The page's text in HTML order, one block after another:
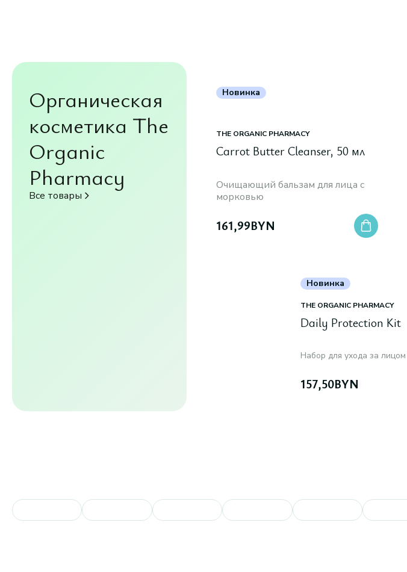
Органическая
косметика The
Organic
Pharmacy
Все товары
Новинка
THE ORGANIC PHARMACY
Carrot Butter Cleanser, 50 мл
Очищающий бальзам для лица с
морковью
161,99BYN
Новинка
THE ORGANIC PHARMACY
Daily Protection Kit
Набор для ухода за
157,50BYN